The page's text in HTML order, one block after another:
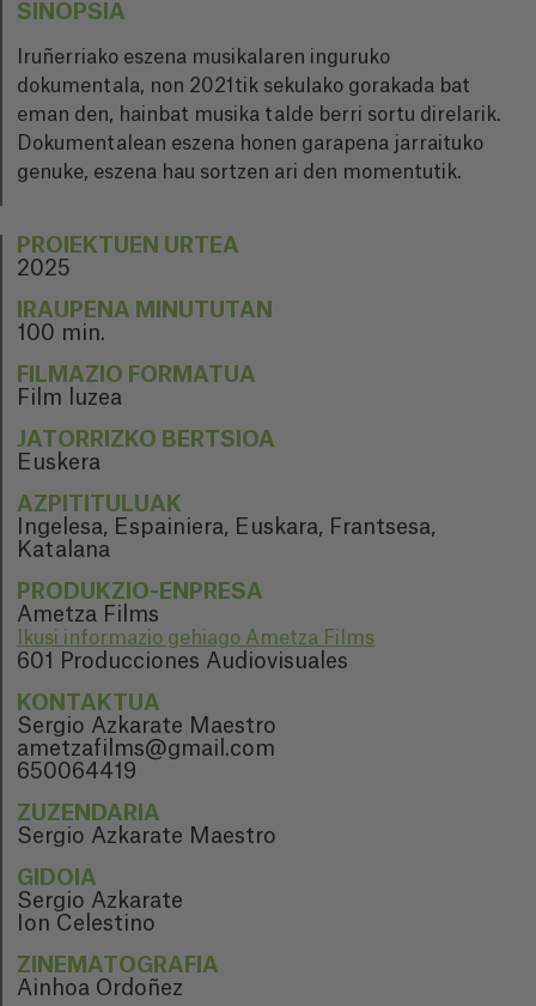
SINOPSIA
Iruñerriako eszena musikalaren inguruko
dokumentala, non 2021tik sekulako gorakada bat
eman den, hainbat musika talde berri sortu direlarik.
Dokumentalean eszena honen garapena jarraituko
genuke, eszena hau sortzen ari den momentutik.
PROIEKTUEN URTEA
2025
IRAUPENA MINUTUTAN
100 min.
FILMAZIO FORMATUA
Film luzea
JATORRIZKO BERTSIOA
Euskera
AZPITITULUAK
Ingelesa, Espainiera, Euskara, Frantsesa,
Katalana
PRODUKZIO-ENPRESA
Ametza Films
Ikusi informazio gehiago Ametza Films
601 Producciones Audiovisuales
KONTAKTUA
Sergio Azkarate Maestro
ametzafilms@gmail.com
650064419
ZUZENDARIA
Sergio Azkarate Maestro
GIDOIA
Sergio Azkarate
Ion Celestino
ZINEMATOGRAFIA
Ainhoa Ordoñez